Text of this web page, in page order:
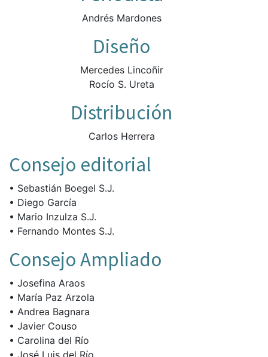
Andrés Mardones
Diseño
Mercedes Lincoñir
Rocío S. Ureta
Distribución
Carlos Herrera
Consejo editorial
• Sebastián Boegel S.J.
• Diego García
• Mario Inzulza S.J.
• Fernando Montes S.J.
Consejo Ampliado
• Josefina Araos
• María Paz Arzola
• Andrea Bagnara
• Javier Couso
• Carolina del Río
• José Luis del Río